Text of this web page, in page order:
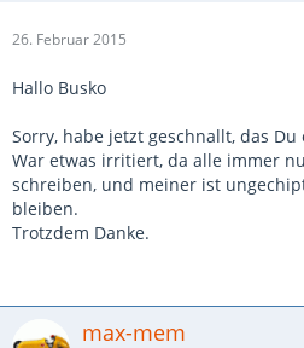
26. Februar 2015
Hallo Busko
Sorry, habe jetzt geschnallt, das
War etwas irritiert, da alle immer
schreiben, und meiner ist
bleiben.
Trotzdem Danke.
max-mem